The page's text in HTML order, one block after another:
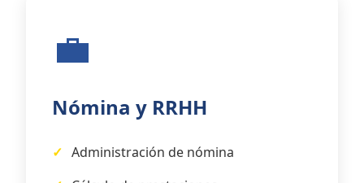
💼
Nómina y RRHH
Administración de nómina